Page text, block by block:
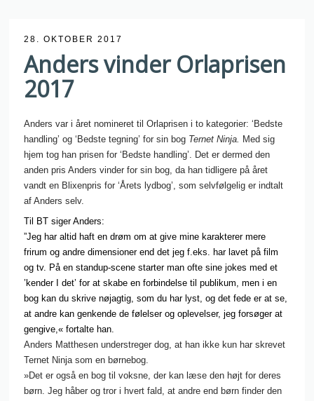
28. OKTOBER 2017
Anders vinder Orlaprisen
2017
Anders var i året nomineret til Orlaprisen i to kategorier: ‘Bedste
handling’ og ‘Bedste tegning’ for sin bog Ternet Ninja.
Med sig
hjem tog han prisen for ‘Bedste handling’. Det er dermed den
anden pris Anders vinder for sin bog, da han tidligere på året
vandt en Blixenpris for ‘Årets lydbog’, som selvfølgelig er indtalt
af Anders selv.
Til BT siger Anders:
​”Jeg har altid haft en drøm om at give mine karakterer mere
frirum og andre dimensioner end det jeg f.eks. har lavet på film
og tv. På en standup-scene starter man ofte sine jokes med et
’kender I det’ for at skabe en forbindelse til publikum, men i en
bog kan du skrive nøjagtig, som du har lyst, og det fede er at se,
at andre kan genkende de følelser og oplevelser, jeg forsøger at
gengive,« fortalte han.
Anders Matthesen understreger dog, at han ikke kun har skrevet
Ternet Ninja som en børnebog.
»Det er også en bog til voksne, der kan læse den højt for deres
børn. Jeg håber og tror i hvert fald, at andre end børn finder den